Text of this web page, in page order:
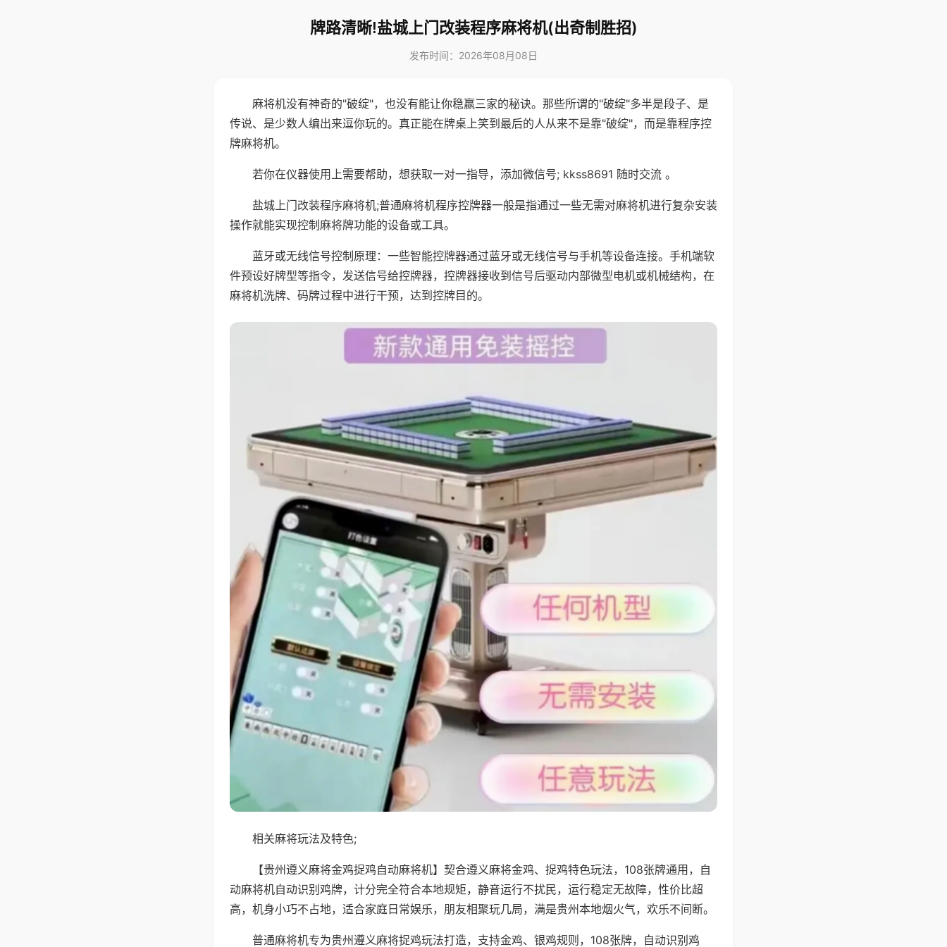
牌路清晰!盐城上门改装程序麻将机(出奇制胜招)
发布时间：2026年08月08日
麻将机没有神奇的"破绽"，也没有能让你稳赢三家的秘诀。那些所谓的"破绽"多半是段子、是
传说、是少数人编出来逗你玩的。真正能在牌桌上笑到最后的人从来不是靠"破绽"，而是靠程序控
牌麻将机。
若你在仪器使用上需要帮助，想获取一对一指导，添加微信号; kkss8691 随时交流 。
盐城上门改装程序麻将机;普通麻将机程序控牌器一般是指通过一些无需对麻将机进行复杂安装
操作就能实现控制麻将牌功能的设备或工具。
蓝牙或无线信号控制原理：一些智能控牌器通过蓝牙或无线信号与手机等设备连接。手机端软
件预设好牌型等指令，发送信号给控牌器，控牌器接收到信号后驱动内部微型电机或机械结构，在
麻将机洗牌、码牌过程中进行干预，达到控牌目的。
相关麻将玩法及特色;
【贵州遵义麻将金鸡捉鸡自动麻将机】契合遵义麻将金鸡、捉鸡特色玩法，108张牌通用，自
动麻将机自动识别鸡牌，计分完全符合本地规矩，静音运行不扰民，运行稳定无故障，性价比超
高，机身小巧不占地，适合家庭日常娱乐，朋友相聚玩几局，满是贵州本地烟火气，欢乐不间断。
普通麻将机专为贵州遵义麻将捉鸡玩法打造，支持金鸡、银鸡规则，108张牌，自动识别鸡